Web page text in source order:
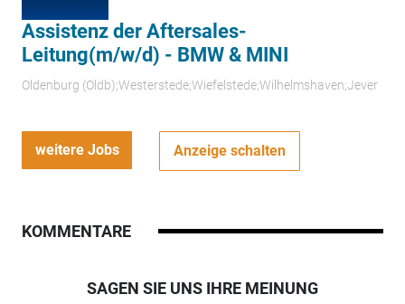
Assistenz der Aftersales-
Leitung(m/w/d) - BMW & MINI
Oldenburg (Oldb);Westerstede;Wiefelstede;Wilhelmshaven;Jever
weitere Jobs Anzeige schalten
KOMMENTARE
SAGEN SIE UNS IHRE MEINUNG